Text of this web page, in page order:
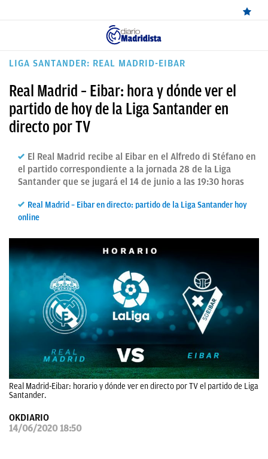
ÚLTIMAS
REAL
MADRID
CANTERA
DIRECTO
FEMENINO
PAPARAZZI
OKDIARIO
LIGA SANTANDER: REAL MADRID-EIBAR
Real Madrid – Eibar: hora y dónde ver el
partido de hoy de la Liga Santander en
directo por TV
El Real Madrid recibe al Eibar en el Alfredo di Stéfano en
el partido correspondiente a la jornada 28 de la Liga
Santander que se jugará el 14 de junio a las 19:30 horas
Real Madrid – Eibar en directo: partido de la Liga Santander hoy
online
Real Madrid-Eibar: horario y dónde ver en directo por TV el partido de Liga
Santander.
OKDIARIO
14/06/2020 18:50